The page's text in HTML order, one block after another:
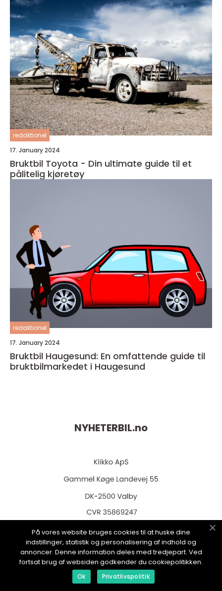
redaktionel
17. January 2024
Bruktbil Toyota - Din ultimate guide til et
pålitelig kjøretøy
redaktionel
17. January 2024
Bruktbil Haugesund: En omfattende guide til
bruktbilmarkedet i Haugesund
NYHETERBIL.no
Menu
På vores website bruges cookies til at huske dine
indstillinger, statistik og personalisering af indhold og
annoncer. Denne information deles med tredjepart. Ved
fortsat brug af websiden godkender du cookiepolitikken.
Ok Privatlivspolitik